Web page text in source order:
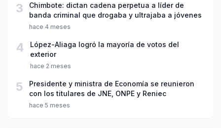
3
Chimbote: dictan cadena perpetua a líder de
banda criminal que drogaba y ultrajaba a jóvenes
hace 4 meses
4
López-Aliaga logró la mayoría de votos del
exterior
hace 2 meses
5
Presidente y ministra de Economía se reunieron
con los titulares de JNE, ONPE y Reniec
hace 5 meses